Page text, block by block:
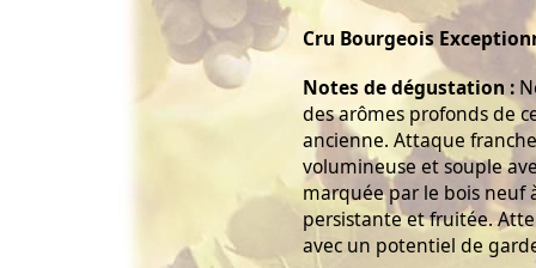
Cru Bourgeois
Notes de dégustation :
des arômes profonds de
ancienne. Attaque
volumineuse et souple
marquée par le bois neuf
persistante et fruitée.
avec un potentiel de